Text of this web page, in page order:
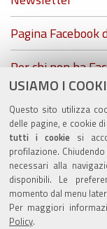
USIAMO I
Questo sito utilizza
delle pagine, e cookie
tutti i cookiesi
profilazione.
necessari alla
disponibili. Le
momento dal menu
Per maggiori
Policy.
Pagina Facebook
Per chi non ha
ZolaGram - il
Predosa